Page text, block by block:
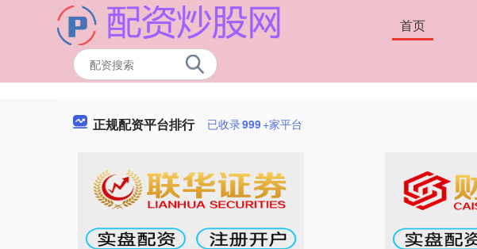
首页
正规配资平台排行 已收录999+家平台